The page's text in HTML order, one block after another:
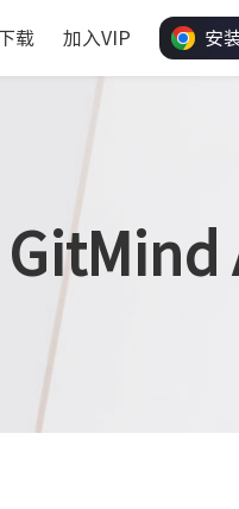
载 加入VIP 安
GitMind